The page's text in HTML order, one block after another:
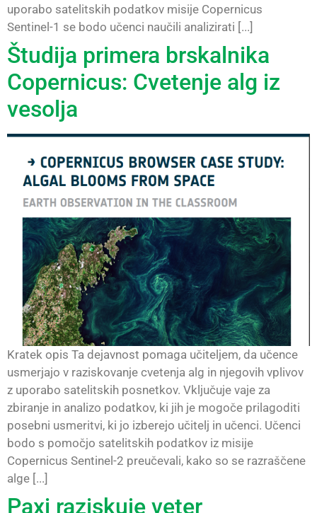
uporabo satelitskih podatkov misije Copernicus
Sentinel-1 se bodo učenci naučili analizirati [...]
Študija primera brskalnika
Copernicus: Cvetenje alg iz
vesolja
Kratek opis Ta dejavnost pomaga učiteljem, da učence
usmerjajo v raziskovanje cvetenja alg in njegovih vplivov
z uporabo satelitskih posnetkov. Vključuje vaje za
zbiranje in analizo podatkov, ki jih je mogoče prilagoditi
posebni usmeritvi, ki jo izberejo učitelj in učenci. Učenci
bodo s pomočjo satelitskih podatkov iz misije
Copernicus Sentinel-2 preučevali, kako so se razraščene
alge [...]
Paxi raziskuje veter